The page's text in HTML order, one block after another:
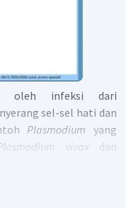
oleh infeksi dari
sel-sel hati dan
Plasmodium yang
vivax dan